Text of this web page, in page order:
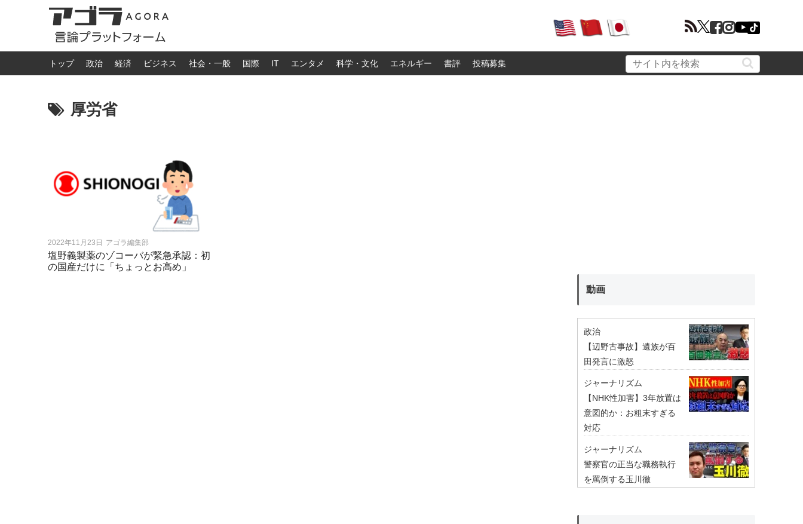
トップ 政治 経済 ビジネス 社会・一般 国際 IT エンタメ 科学・文化 エネルギー 書評 投稿募集
厚労省
2022年11月23日 アゴラ編集部
塩野義製薬のゾコーバが緊急承認：初
の国産だけに「ちょっとお高め」
動画
政治
【辺野古事故】遺族が百
田発言に激怒
ジャーナリズム
【NHK性加害】3年放置は
意図的か：お粗末すぎる
対応
ジャーナリズム
警察官の正当な職務執行
を罵倒する玉川徹